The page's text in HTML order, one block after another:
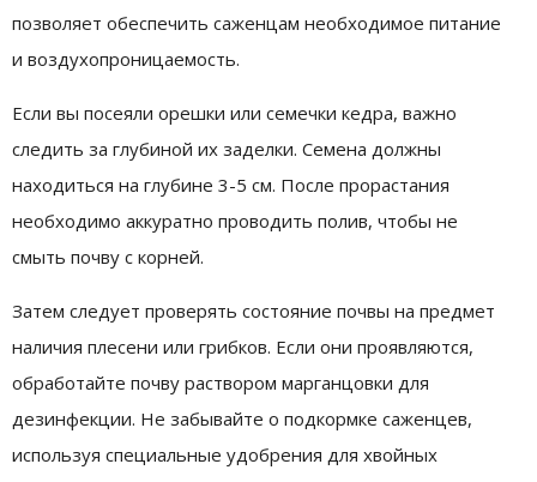
позволяет обеспечить саженцам необходимое питание
и воздухопроницаемость.
Если вы посеяли орешки или семечки кедра, важно
следить за глубиной их заделки. Семена должны
находиться на глубине 3-5 см. После прорастания
необходимо аккуратно проводить полив, чтобы не
смыть почву с корней.
Затем следует проверять состояние почвы на предмет
наличия плесени или грибков. Если они проявляются,
обработайте почву раствором марганцовки для
дезинфекции. Не забывайте о подкормке саженцев,
используя специальные удобрения для хвойных